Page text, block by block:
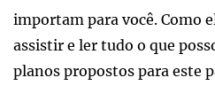
importam para você. Como
assistir e ler tudo o que
planos propostos para este